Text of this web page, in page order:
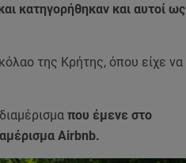
κατηγορήθηκαν και αυτοί ως
της Κρήτης, όπου είχε να
που έμενε στο
Airbnb.